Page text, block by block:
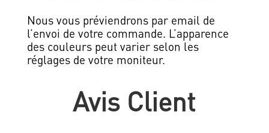
Nous vous préviendrons par email de
l’envoi de votre commande. L’apparence
des couleurs peut varier selon les
réglages de votre moniteur.
Avis Client